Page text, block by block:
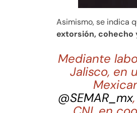
Asimismo, se indica
extorsión, cohecho
Mediante
Jalisco, en
@SEMAR_mx,